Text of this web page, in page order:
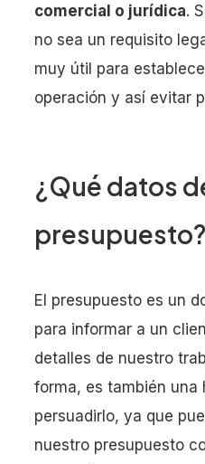
comercial o jurídica.
no sea un requisito
muy útil para
operación y así evitar
¿Qué datos
presupuesto?
El presupuesto es un
para informar a un
detalles de nuestro
forma, es también una
persuadirlo, ya que
nuestro presupuesto